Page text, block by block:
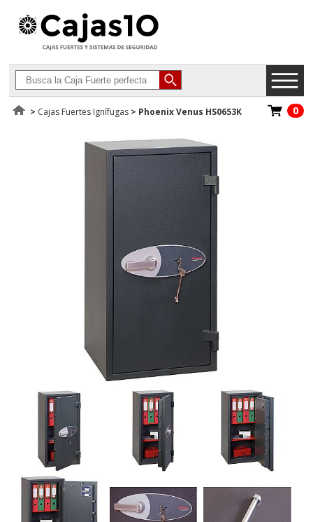
> Cajas Fuertes Ignífugas > Phoenix Venus HS0653K 0